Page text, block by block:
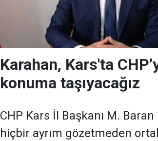
Karahan, Kars'ta
konuma taşıyacağız
CHP Kars İl Başkanı M.
hiçbir ayrım gözetmeden